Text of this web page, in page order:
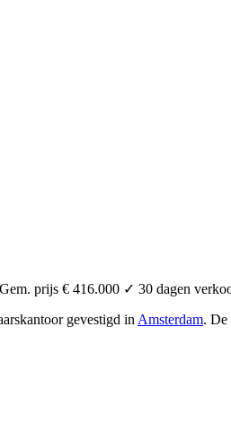
prijs € 416.000 ✓ 30 dagen
gevestigd in Amsterdam. De